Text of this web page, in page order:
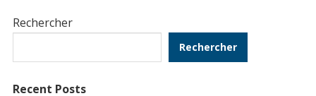
Rechercher
Rechercher
Recent Posts